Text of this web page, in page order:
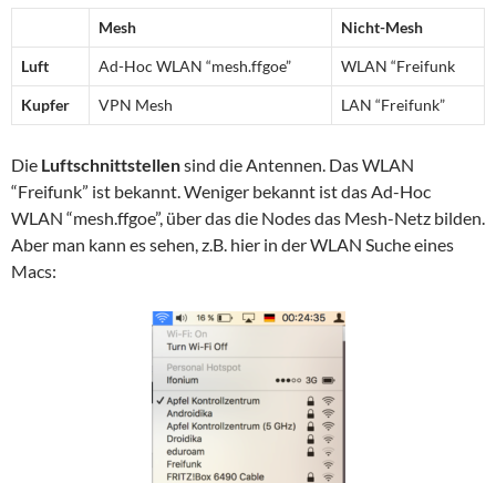
Mesh Nicht-Mesh
Luft Ad-Hoc WLAN “mesh.ffgoe” WLAN “Freifunk
Kupfer VPN Mesh LAN “Freifunk”
Die Luftschnittstellensind die Antennen. Das WLAN
“Freifunk” ist bekannt. Weniger bekannt ist das Ad-Hoc
WLAN “mesh.ffgoe”, über das die Nodes das Mesh-Netz bilden.
Aber man kann es sehen, z.B. hier in der WLAN Suche eines
Macs: